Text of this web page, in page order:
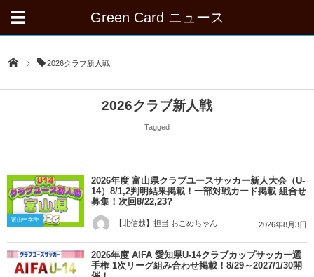
Green Card ニュース
2026クラブ新人戦
2026クラブ新人戦
Tagged
富山中学生
2026年度 富山県クラブユースサッカー新人大会（U-
14）8/1,2判明結果掲載！一部対戦カード掲載 組合せ
募集！次回8/22,23?
【北信越】担当 おこめちゃん 2026年8月3日
2026年度 AIFA 愛知県U-14クラブカップサッカー選
手権 1次リーグ組み合わせ掲載！8/29～2027/1/30開